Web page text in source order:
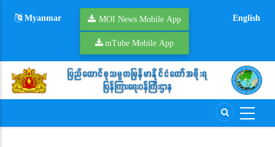
Myanmar MOI News Mobile App
mTube Mobile App
English